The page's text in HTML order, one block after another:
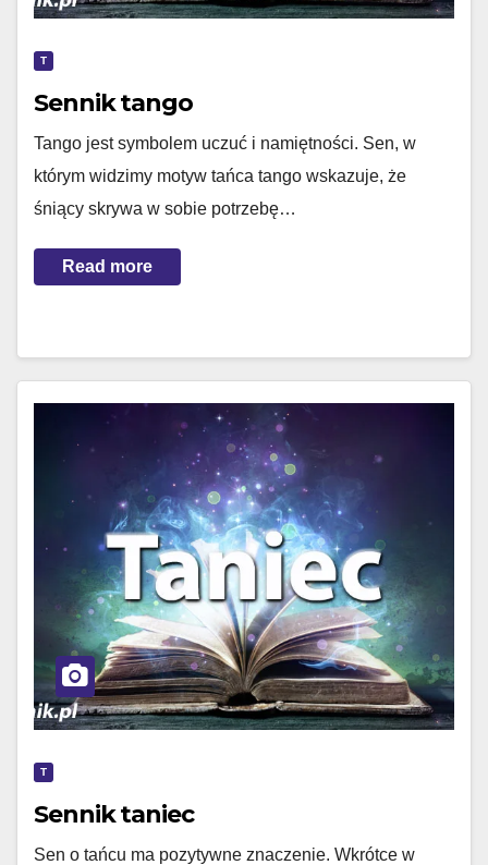
T
Sennik tango
Tango jest symbolem uczuć i namiętności. Sen, w
którym widzimy motyw tańca tango wskazuje, że
śniący skrywa w sobie potrzebę…
Read more
T
Sennik taniec
Sen o tańcu ma pozytywne znaczenie. Wkrótce w